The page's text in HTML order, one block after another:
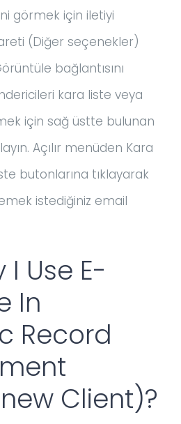
görmek için iletiyi
(Diğer seçenekler)
bağlantısını
kara liste veya
için sağ üstte bulunan
Açılır menüden Kara
butonlarına tıklayarak
istediğiniz email
Use E-
In
Record
Client)?